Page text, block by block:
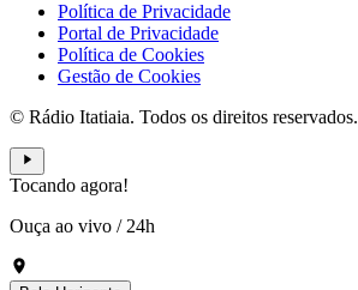
Política de Privacidade
Portal de Privacidade
Política de Cookies
Gestão de Cookies
© Rádio Itatiaia. Todos os direitos reservados.
Tocando agora!
Ouça ao vivo / 24h